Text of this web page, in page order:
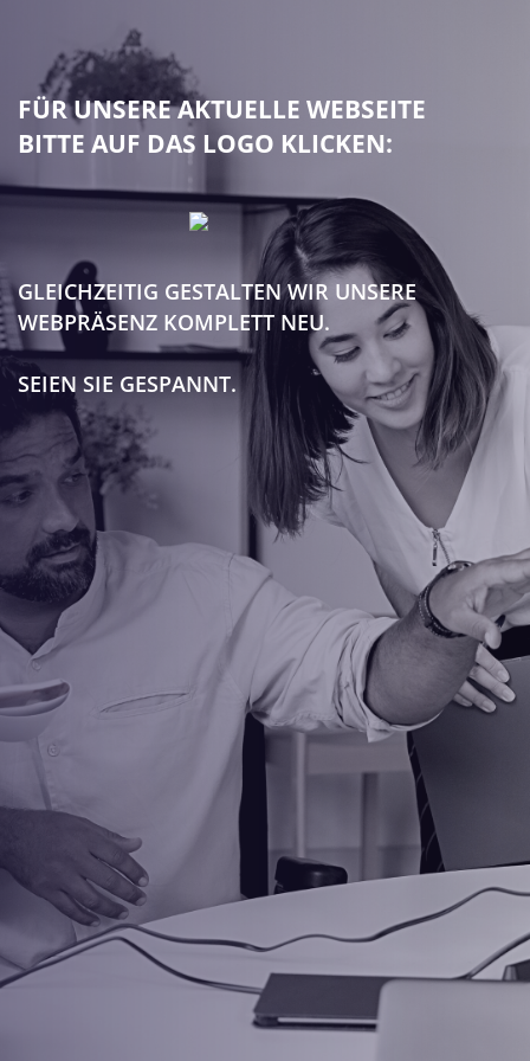
FÜR UNSERE AKTUELLE WEBSEITE
BITTE AUF DAS LOGO KLICKEN:
GLEICHZEITIG GESTALTEN WIR UNSERE
WEBPRÄSENZ KOMPLETT NEU.
SEIEN SIE GESPANNT.